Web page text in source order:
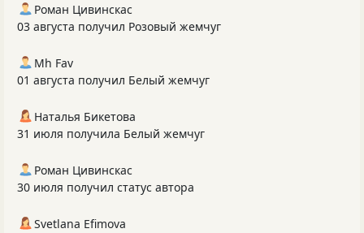
Роман Цивинскас
03 августа получил Розовый жемчуг
Mh Fav
01 августа получил Белый жемчуг
Наталья Бикетова
31 июля получила Белый жемчуг
Роман Цивинскас
30 июля получил статус автора
Svetlana Efimova